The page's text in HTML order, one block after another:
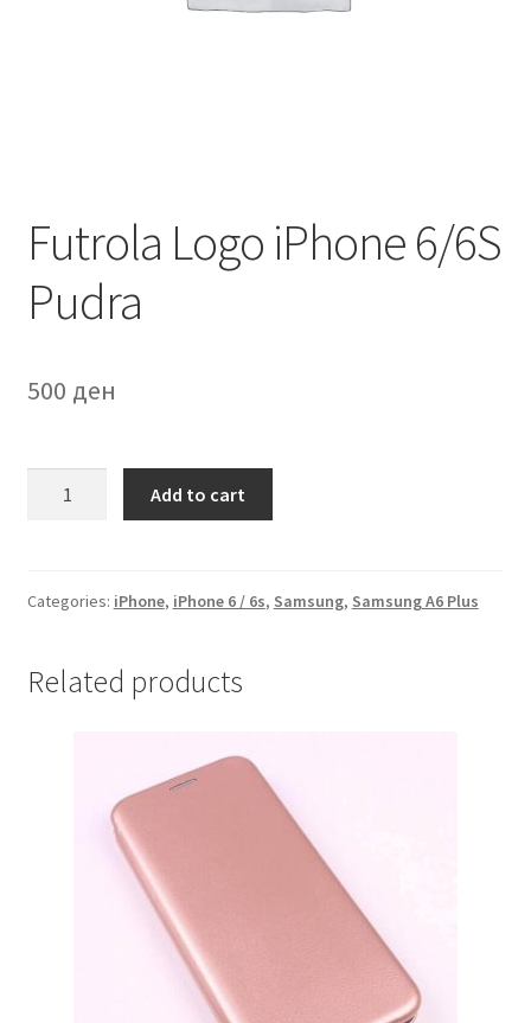
Futrola Logo iPhone 6/6S
Pudra
500 ден
Pudra
Add to cart
Categories: iPhone, iPhone 6 / 6s, Samsung, Samsung A6 Plus
Related products